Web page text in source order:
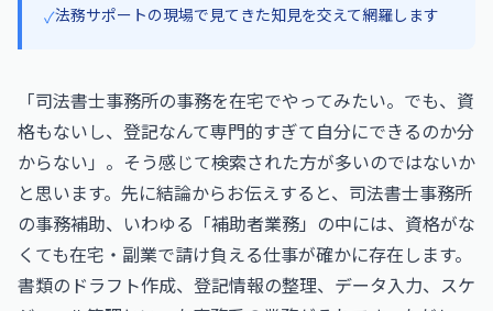
✓法務サポートの現場で見てきた知見を交えて網羅します
「司法書士事務所の事務を在宅でやってみたい。でも、資
格もないし、登記なんて専門的すぎて自分にできるのか分
からない」。そう感じて検索された方が多いのではないか
と思います。先に結論からお伝えすると、司法書士事務所
の事務補助、いわゆる「補助者業務」の中には、資格がな
くても在宅・副業で請け負える仕事が確かに存在します。
書類のドラフト作成、登記情報の整理、データ入力、スケ